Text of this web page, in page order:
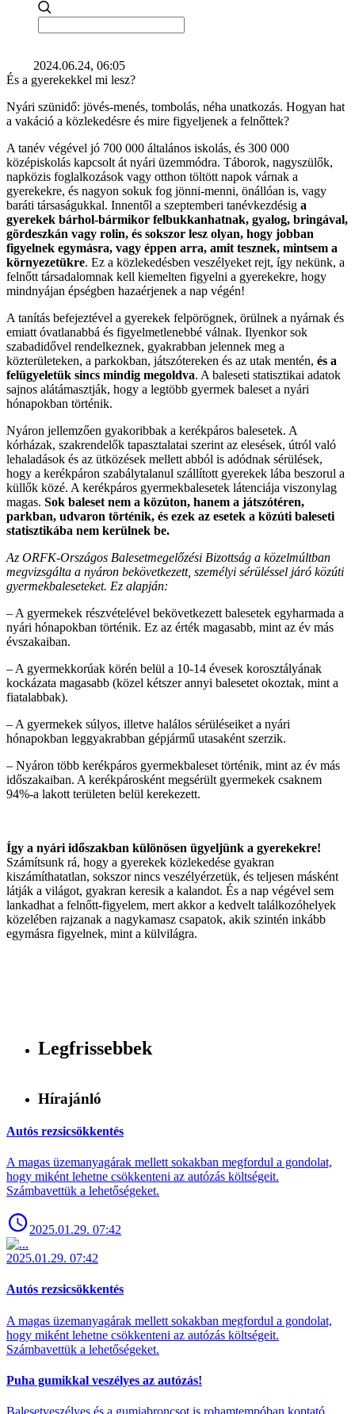
2024.06.24, 06:05
És a gyerekekkel mi lesz?
Nyári szünidő: jövés-menés, tombolás, néha unatkozás. Hogyan hat
a vakáció a közlekedésre és mire figyeljenek a felnőttek?
A tanév végével jó 700 000 általános iskolás, és 300 000
középiskolás kapcsolt át nyári üzemmódra. Táborok, nagyszülők,
napközis foglalkozások vagy otthon töltött napok várnak a
gyerekekre, és nagyon sokuk fog jönni-menni, önállóan is, vagy
baráti társaságukkal. Innentől a szeptemberi tanévkezdésig a
gyerekek bárhol-bármikor felbukkanhatnak, gyalog, bringával,
gördeszkán vagy rolin, és sokszor lesz olyan, hogy jobban
figyelnek egymásra, vagy éppen arra, amit tesznek, mintsem a
környezetükre. Ez a közlekedésben veszélyeket rejt, így nekünk, a
felnőtt társadalomnak kell kiemelten figyelni a gyerekekre, hogy
mindnyájan épségben hazaérjenek a nap végén!
A tanítás befejeztével a gyerekek felpörögnek, örülnek a nyárnak és
emiatt óvatlanabbá és figyelmetlenebbé válnak. Ilyenkor sok
szabadidővel rendelkeznek, gyakrabban jelennek meg a
közterületeken, a parkokban, játszótereken és az utak mentén, és a
felügyeletük sincs mindig megoldva. A baleseti statisztikai adatok
sajnos alátámasztják, hogy a legtöbb gyermek baleset a nyári
hónapokban történik.
Nyáron jellemzően gyakoribbak a kerékpáros balesetek. A
kórházak, szakrendelők tapasztalatai szerint az elesések, útról való
lehaladások és az ütközések mellett abból is adódnak sérülések,
hogy a kerékpáron szabálytalanul szállított gyerekek lába beszorul a
küllők közé. A kerékpáros gyermekbalesetek látenciája viszonylag
magas. Sok baleset nem a közúton, hanem a játszótéren,
parkban, udvaron történik, és ezek az esetek a közúti baleseti
statisztikába nem kerülnek be.
Az ORFK-Országos Balesetmegelőzési Bizottság a közelmúltban
megvizsgálta a nyáron bekövetkezett, személyi sérüléssel járó közúti
gyermekbaleseteket. Ez alapján:
– A gyermekek részvételével bekövetkezett balesetek egyharmada a
nyári hónapokban történik. Ez az érték magasabb, mint az év más
évszakaiban.
– A gyermekkorúak körén belül a 10-14 évesek korosztályának
kockázata magasabb (közel kétszer annyi balesetet okoztak, mint a
fiatalabbak).
– A gyermekek súlyos, illetve halálos sérüléseiket a nyári
hónapokban leggyakrabban gépjármű utasaként szerzik.
– Nyáron több kerékpáros gyermekbaleset történik, mint az év más
időszakaiban. A kerékpárosként megsérült gyermekek csaknem
94%-a lakott területen belül kerekezett.
Így a nyári időszakban különösen ügyeljünk a gyerekekre!
Számítsunk rá, hogy a gyerekek közlekedése gyakran
kiszámíthatatlan, sokszor nincs veszélyérzetük, és teljesen másként
látják a világot, gyakran keresik a kalandot. És a nap végével sem
lankadhat a felnőtt-figyelem, mert akkor a kedvelt találkozóhelyek
közelében rajzanak a nagykamasz csapatok, akik szintén inkább
egymásra figyelnek, mint a külvilágra.
Legfrissebbek
Hírajánló
Autós rezsicsökkentés
A magas üzemanyagárak mellett sokakban megfordul a gondolat,
hogy miként lehetne csökkenteni az autózás költségeit.
Számbavettük a lehetőségeket.
2025.01.29. 07:42
2025.01.29. 07:42
Autós rezsicsökkentés
A magas üzemanyagárak mellett sokakban megfordul a gondolat,
hogy miként lehetne csökkenteni az autózás költségeit.
Számbavettük a lehetőségeket.
Puha gumikkal veszélyes az autózás!